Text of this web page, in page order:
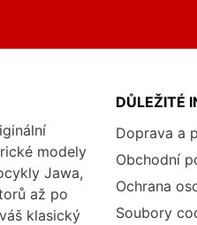
modely
Jawa,
až po
klasický
DŮLEŽITÉ
Doprava a
Obchodní
Ochrana
Soubory